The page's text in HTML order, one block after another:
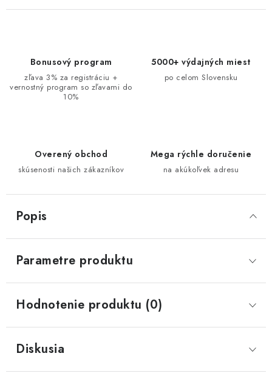
Bonusový program
zľava 3% za registráciu +
vernostný program so zľavami do
10%
5000+ výdajných miest
po celom Slovensku
Overený obchod
skúsenosti našich zákazníkov
Mega rýchle doručenie
na akúkoľvek adresu
Popis
Parametre produktu
Hodnotenie produktu (0)
Diskusia